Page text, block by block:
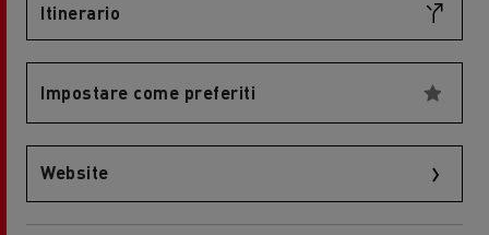
Itinerario
Impostare come preferiti
Website